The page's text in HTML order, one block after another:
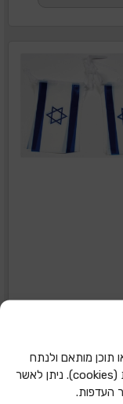
תוכן מותאם ולנתח
את השימוש באתר, אנו משתמשים בקבצי עוגיות (cookies). ניתן לאשר
העדפות.
להצעת מחיר